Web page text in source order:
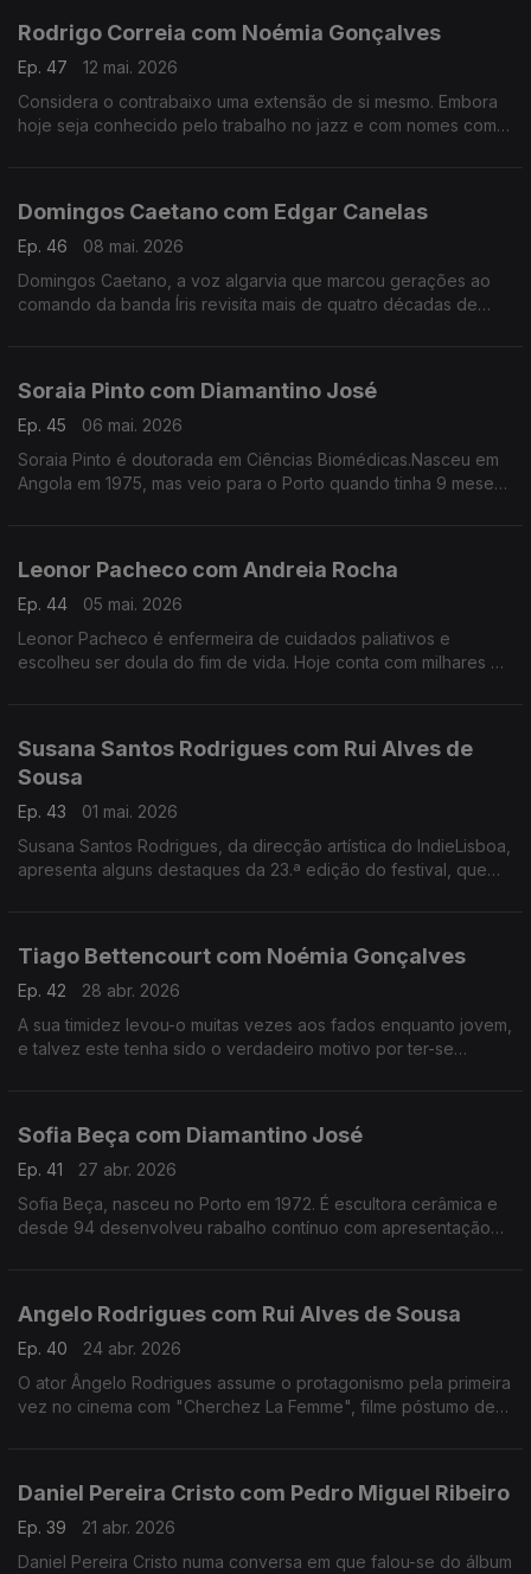
Rodrigo Correia com Noémia Gonçalves
Ep. 47
12 mai. 2026
Considera o contrabaixo uma extensão de si mesmo. Embora
hoje seja conhecido pelo trabalho no jazz e com nomes como
Domingos Caetano com Edgar Canelas
Ep. 46
08 mai. 2026
Domingos Caetano, a voz algarvia que marcou gerações ao
comando da banda Íris revisita mais de quatro décadas de
Soraia Pinto com Diamantino José
Ep. 45
06 mai. 2026
Soraia Pinto é doutorada em Ciências Biomédicas.Nasceu em
Angola em 1975, mas veio para o Porto quando tinha 9 meses.
Leonor Pacheco com Andreia Rocha
Ep. 44
05 mai. 2026
Leonor Pacheco é enfermeira de cuidados paliativos e
escolheu ser doula do fim de vida. Hoje conta com milhares de
Susana Santos Rodrigues com Rui Alves de
Sousa
Ep. 43
01 mai. 2026
Susana Santos Rodrigues, da direcção artística do IndieLisboa,
apresenta alguns destaques da 23.ª edição do festival, que
Tiago Bettencourt com Noémia Gonçalves
Ep. 42
28 abr. 2026
A sua timidez levou-o muitas vezes aos fados enquanto jovem,
e talvez este tenha sido o verdadeiro motivo por ter-se
Sofia Beça com Diamantino José
Ep. 41
27 abr. 2026
Sofia Beça, nasceu no Porto em 1972. É escultora cerâmica e
desde 94 desenvolveu rabalho contínuo com apresentação
Angelo Rodrigues com Rui Alves de Sousa
Ep. 40
24 abr. 2026
O ator Ângelo Rodrigues assume o protagonismo pela primeira
vez no cinema com "Cherchez La Femme", filme póstumo de
Daniel Pereira Cristo com Pedro Miguel Ribeiro
Ep. 39
21 abr. 2026
Daniel Pereira Cristo numa conversa em que falou-se do álbum